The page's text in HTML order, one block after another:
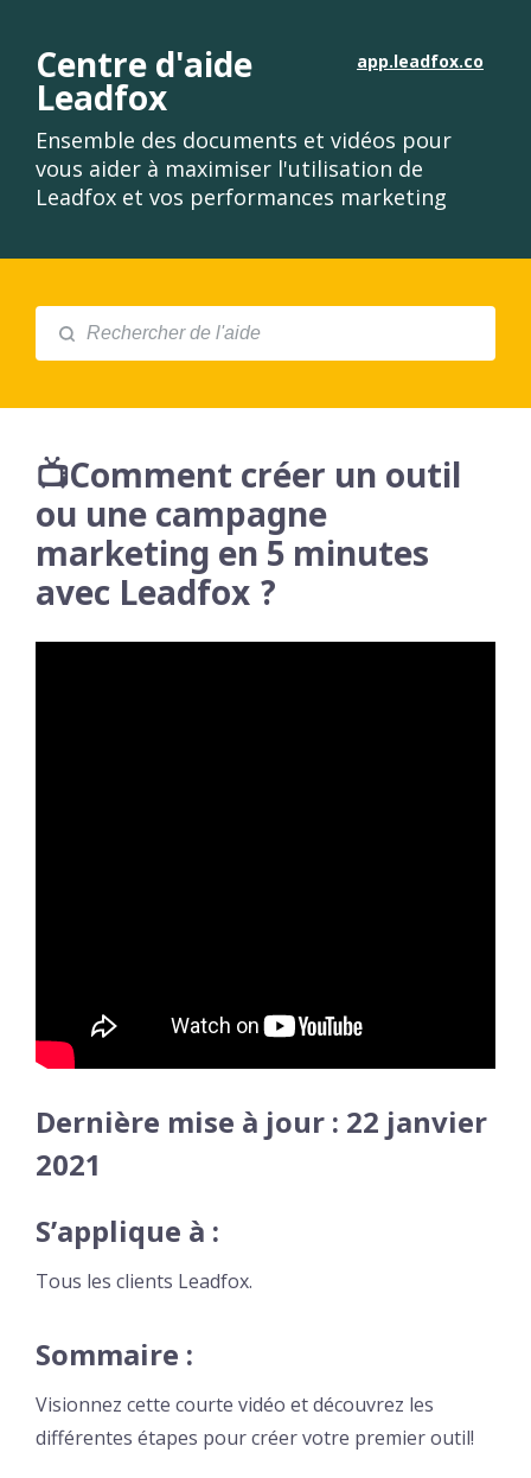
app.leadfox.co
Centre d'aide
Leadfox
Ensemble des documents et vidéos pour
vous aider à maximiser l'utilisation de
Leadfox et vos performances marketing
📺Comment créer un outil
ou une campagne
marketing en 5 minutes
avec Leadfox ?
Dernière mise à jour : 22 janvier
2021
S’applique à :
Tous les clients Leadfox.
Sommaire :
Visionnez cette courte vidéo et découvrez les
différentes étapes pour créer votre premier outil!